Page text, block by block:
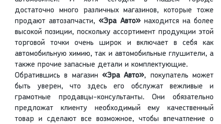
достаточно много различных магазинов, которые тоже
продают автозапчасти,«Эра Авто» находится на более
высокой позиции, поскольку ассортимент продукции этой
торговой точки очень широк и включает в себя как
автомобильную химию, так и автомобильные глушители, а
также прочие запасные детали и комплектующие.
Обратившись в магазин «Эра Авто», покупатель может
быть уверен, что здесь его обслужат вежливые и
грамотные продавцы-консультанты. Они обязательно
предложат клиенту необходимый ему качественный
товар и сделают все возможное, чтобы впечатление о